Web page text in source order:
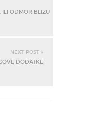
ILI ODMOR BLIZU
NEXT POST »
DODATKE